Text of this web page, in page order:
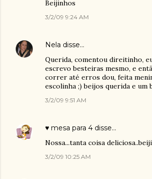
Beijinhos
3/2/09 9:24 AM
Nela disse…
Querida, comentou direitinho,
escrevo besteiras mesmo, e
correr até erros dou, feita
escolinha ;) beijos querida e um
3/2/09 9:51 AM
♥ mesa para 4 disse…
Nossa...tanta coisa
3/2/09 10:25 AM